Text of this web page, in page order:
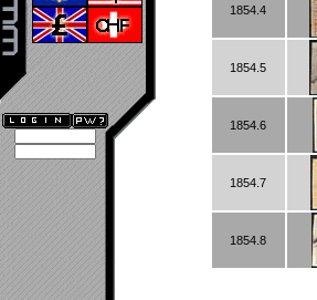
1854.4
1854.5
1854.6
1854.7
1854.8